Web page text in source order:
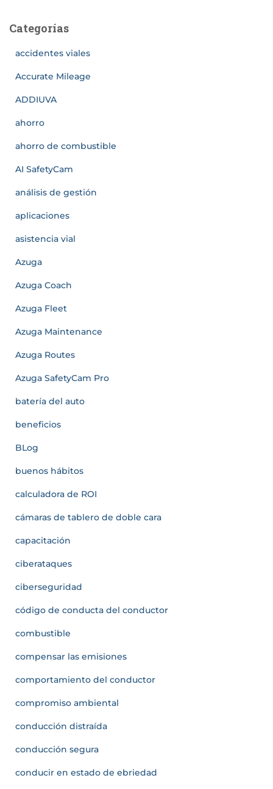
Categorías
accidentes viales
Accurate Mileage
ADDIUVA
ahorro
ahorro de combustible
AI SafetyCam
análisis de gestión
aplicaciones
asistencia vial
Azuga
Azuga Coach
Azuga Fleet
Azuga Maintenance
Azuga Routes
Azuga SafetyCam Pro
batería del auto
beneficios
BLog
buenos hábitos
calculadora de ROI
cámaras de tablero de doble cara
capacitación
ciberataques
ciberseguridad
código de conducta del conductor
combustible
compensar las emisiones
comportamiento del conductor
compromiso ambiental
conducción distraída
conducción segura
conducir en estado de ebriedad